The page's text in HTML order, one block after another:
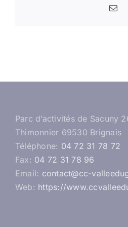
Parc d’activités de Sacuny
Thimonnier 69530 Brignais
Téléphone: 04 72 31 78 72
Fax: 04 72 31 78 96
Email: contact@cc-
Web: https://